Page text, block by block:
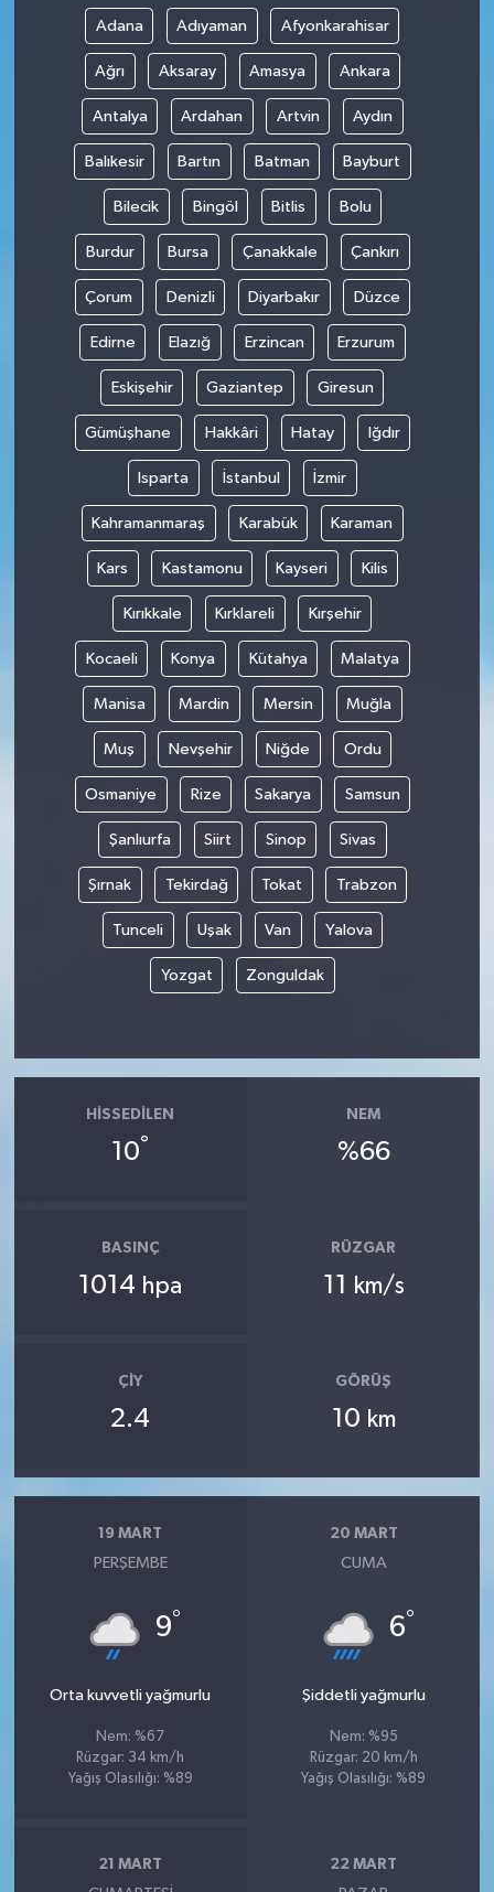
Adana Adıyaman Afyonkarahisar
Ağrı Aksaray Amasya Ankara
Antalya Ardahan Artvin Aydın
Balıkesir Bartın Batman Bayburt
Bilecik Bingöl Bitlis Bolu
Burdur Bursa Çanakkale Çankırı
Çorum Denizli Diyarbakır Düzce
Edirne Elazığ Erzincan Erzurum
Eskişehir Gaziantep Giresun
Gümüşhane Hakkâri Hatay Iğdır
Isparta İstanbul İzmir
Kahramanmaraş Karabük Karaman
Kars Kastamonu Kayseri Kilis
Kırıkkale Kırklareli Kırşehir
Kocaeli Konya Kütahya Malatya
Manisa Mardin Mersin Muğla
Muş Nevşehir Niğde Ordu
Osmaniye Rize Sakarya Samsun
Şanlıurfa Siirt Sinop Sivas
Şırnak Tekirdağ Tokat Trabzon
Tunceli Uşak Van Yalova
Yozgat Zonguldak
HISSEDILEN
10°
NEM
%66
BASINÇ
1014 hpa
RÜZGAR
11 km/s
ÇIY
2.4
GÖRÜŞ
10 km
19 MART
PERŞEMBE
9°
Orta kuvvetli yağmurlu
Nem: %67
Rüzgar: 34 km/h
Yağış Olasılığı: %89
20 MART
CUMA
6°
Şiddetli yağmurlu
Nem: %95
Rüzgar: 20 km/h
Yağış Olasılığı: %89
21 MART 22 MART